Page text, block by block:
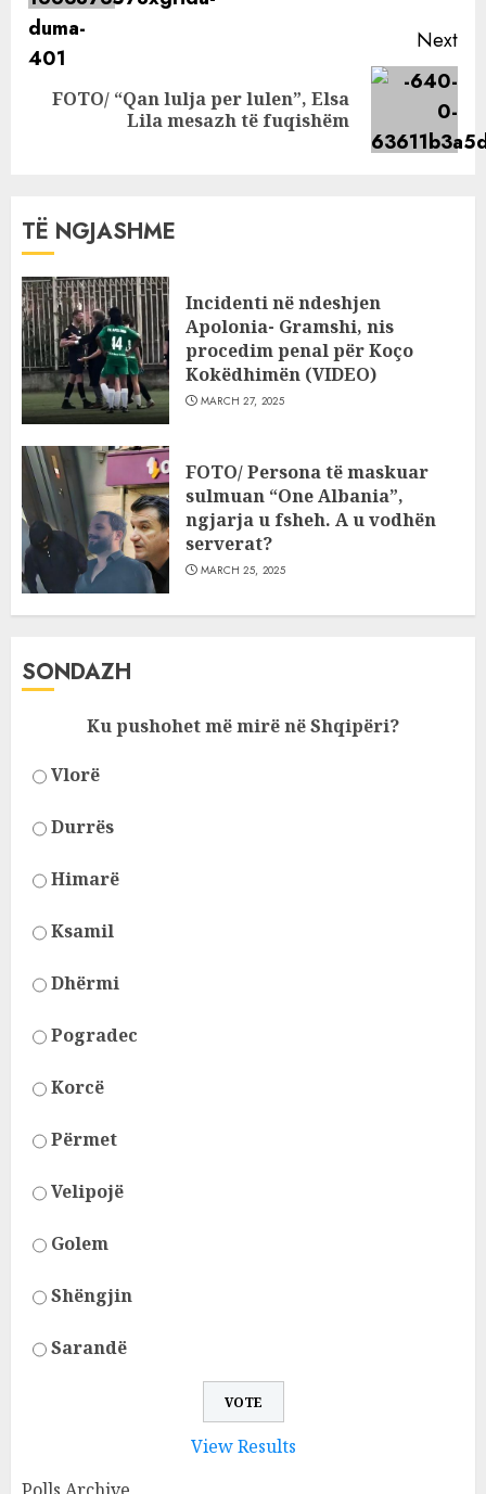
Next
Next
FOTO/ “Qan lulja per lulen”, Elsa
Lila mesazh të fuqishëm
TË NGJASHME
Incidenti në ndeshjen
Apolonia- Gramshi, nis
procedim penal për Koço
Kokëdhimën (VIDEO)
MARCH 27, 2025
FOTO/ Persona të maskuar
sulmuan “One Albania”,
ngjarja u fsheh. A u vodhën
serverat?
MARCH 25, 2025
SONDAZH
Ku pushohet më mirë në Shqipëri?
Vlorë
Durrës
Himarë
Ksamil
Dhërmi
Pogradec
Korcë
Përmet
Velipojë
Golem
Shëngjin
Sarandë
View Results